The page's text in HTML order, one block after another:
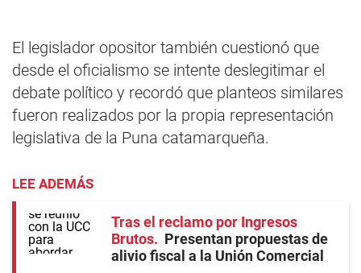
El legislador opositor también cuestionó que
desde el oficialismo se intente deslegitimar el
debate político y recordó que planteos similares
fueron realizados por la propia representación
legislativa de la Puna catamarqueña.
LEE ADEMÁS
Tras el reclamo por Ingresos
Brutos
Presentan propuestas de
alivio fiscal a la Unión Comercial